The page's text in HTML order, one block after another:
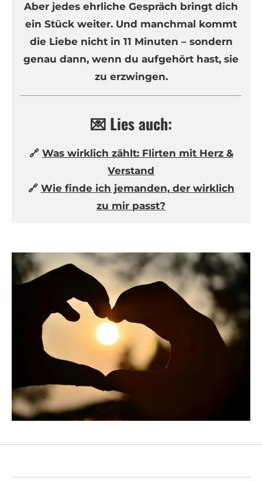
Aber jedes ehrliche Gespräch bringt dich
ein Stück weiter. Und manchmal kommt
die Liebe nicht in 11 Minuten – sondern
genau dann, wenn du aufgehört hast, sie
zu erzwingen.
💌 Lies auch:
🔗 Was wirklich zählt: Flirten mit Herz &
Verstand
🔗 Wie finde ich jemanden, der wirklich
zu mir passt?